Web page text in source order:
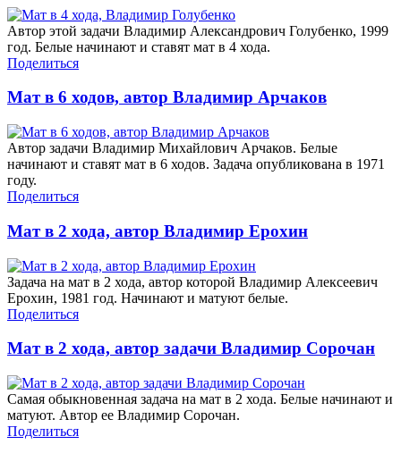
Автор этой задачи Владимир Александрович Голубенко, 1999
год. Белые начинают и ставят мат в 4 хода.
Поделиться
Мат в 6 ходов, автор Владимир Арчаков
Автор задачи Владимир Михайлович Арчаков. Белые
начинают и ставят мат в 6 ходов. Задача опубликована в 1971
году.
Поделиться
Мат в 2 хода, автор Владимир Ерохин
Задача на мат в 2 хода, автор которой Владимир Алексеевич
Ерохин, 1981 год. Начинают и матуют белые.
Поделиться
Мат в 2 хода, автор задачи Владимир Сорочан
Самая обыкновенная задача на мат в 2 хода. Белые начинают и
матуют. Автор ее Владимир Сорочан.
Поделиться